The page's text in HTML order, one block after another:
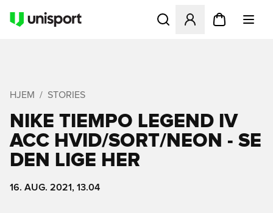
Åbner en Modal til at
HJEM STORIES
NIKE TIEMPO LEGEND IV
ACC HVID/SORT/NEON - SE
DEN LIGE HER
16. AUG. 2021, 13.04